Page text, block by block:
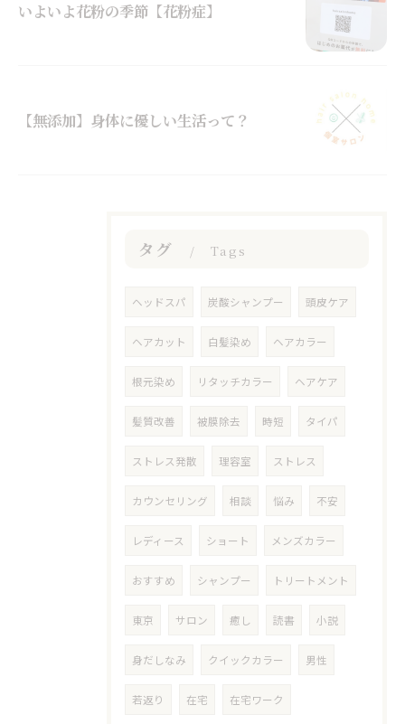
いよいよ花粉の季節【花粉症】
【無添加】身体に優しい生活って？
タグ Tags
ヘッドスパ 炭酸シャンプー 頭皮ケア
ヘアカット 白髪染め ヘアカラー
根元染め リタッチカラー ヘアケア
髪質改善 被膜除去 時短 タイパ
ストレス発散 理容室 ストレス
カウンセリング 相談 悩み 不安
レディース ショート メンズカラー
おすすめ シャンプー トリートメント
東京 サロン 癒し 読書 小説
身だしなみ クイックカラー 男性
若返り 在宅 在宅ワーク